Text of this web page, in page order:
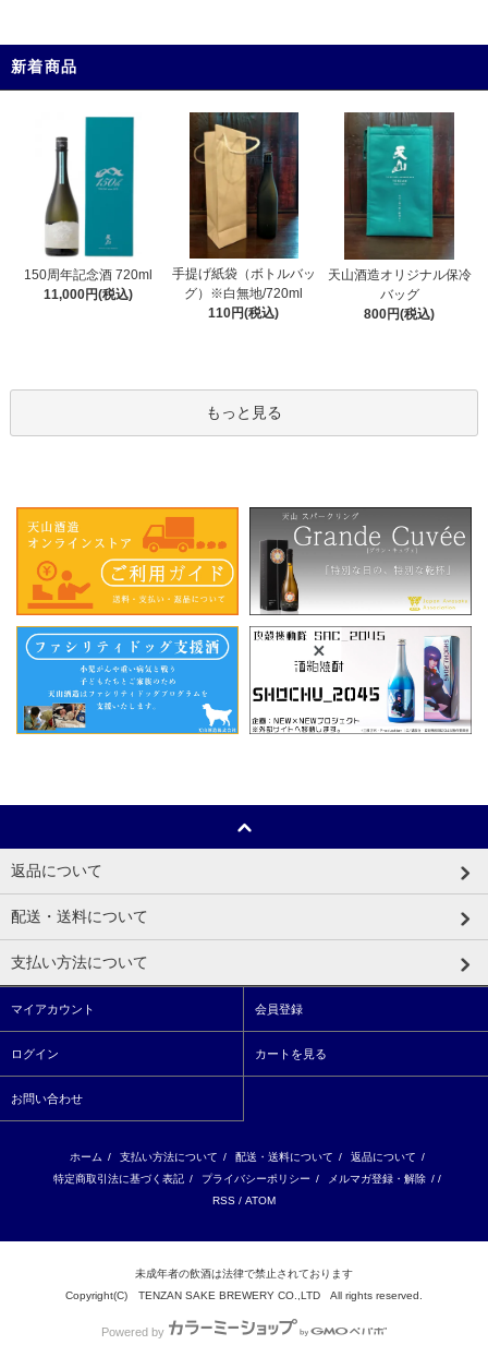
新着商品
150周年記念酒 720ml
11,000円(税込)
手提げ紙袋（ボトルバッ
グ）※白無地/720ml
110円(税込)
天山酒造オリジナル保冷
バッグ
800円(税込)
もっと見る
返品について
配送・送料について
支払い方法について
マイアカウント 会員登録
ログイン カートを見る
お問い合わせ
ホーム / 支払い方法について / 配送・送料について / 返品について /
特定商取引法に基づく表記 / プライバシーポリシー / メルマガ登録・解除 / /
RSS / ATOM
未成年者の飲酒は法律で禁止されております
Copyright(C) TENZAN SAKE BREWERY CO.,LTD All rights reserved.
Powered by